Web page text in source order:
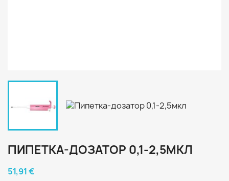
ПИПЕТКА-ДОЗАТОР 0,1-2,5МКЛ
51,91 €